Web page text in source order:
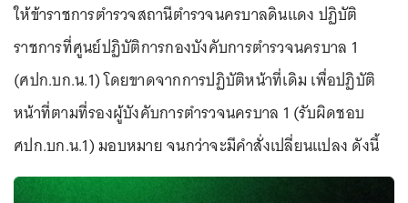
ให้ข้าราชการตำรวจสถานีตำรวจนครบาลดินแดง ปฏิบัติ
ราชการที่ศูนย์ปฏิบัติการกองบังคับการตำรวจนครบาล 1
(ศปก.บก.น.1) โดยขาดจากการปฏิบัติหน้าที่เดิม เพื่อปฏิบัติ
หน้าที่ตามที่รองผู้บังคับการตำรวจนครบาล 1 (รับผิดชอบ
ศปก.บก.น.1) มอบหมาย จนกว่าจะมีคำสั่งเปลี่ยนแปลง ดังนี้